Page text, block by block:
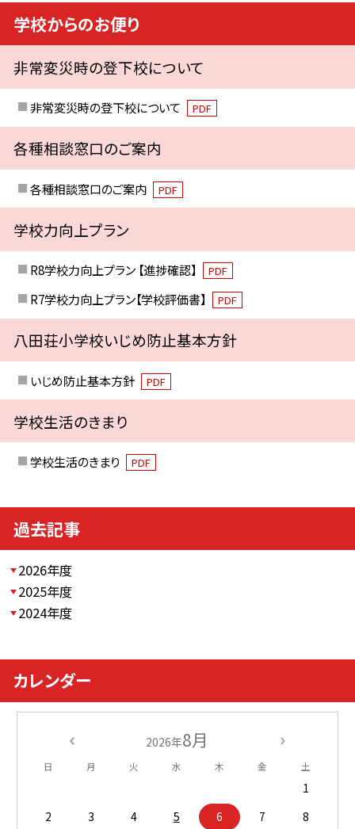
学校からのお便り
非常変災時の登下校について
非常変災時の登下校について PDF
各種相談窓口のご案内
各種相談窓口のご案内 PDF
学校力向上プラン
R8学校力向上プラン 【進捗確認】 PDF
R7学校力向上プラン【学校評価書】 PDF
八田荘小学校いじめ防止基本方針
いじめ防止基本方針 PDF
学校生活のきまり
学校生活のきまり PDF
過去記事
2026年度
2025年度
2024年度
カレンダー
2026年8月
日 月 火 水 木 金 土
1
2
3 4 5 6 7
8